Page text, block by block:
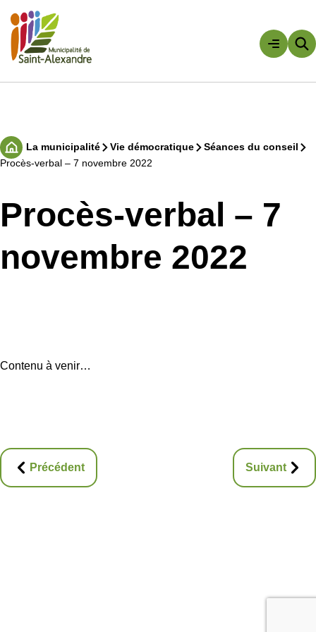
au
contenu
Accueil La municipalité Vie démocratique
Séances du conseil
Procès-verbal – 7 novembre 2022
Procès-verbal – 7
novembre 2022
Contenu à venir…
Précédent Suivant